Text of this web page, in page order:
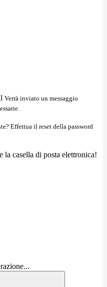
Verrà inviato un messaggio
Effettua il reset della password
casella di posta elettronica!